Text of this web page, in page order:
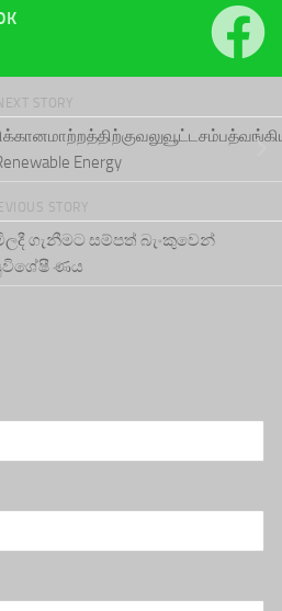
STORY
Energy
STORY
ගැනීමට සම්පත් බැංකුවෙන්
ණය